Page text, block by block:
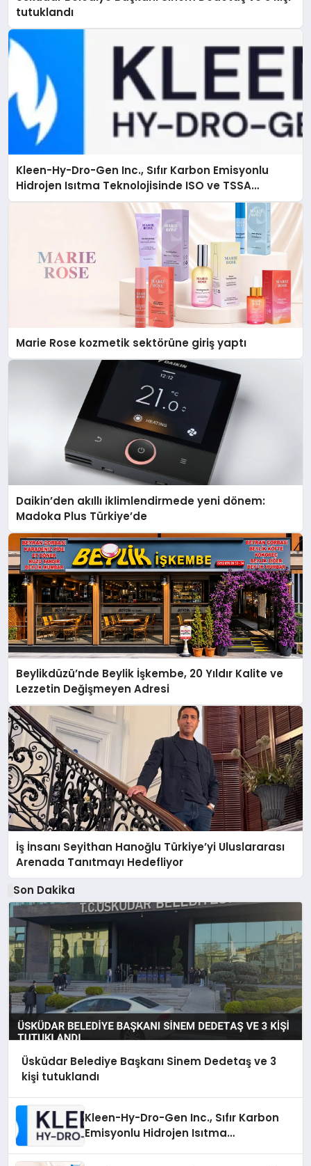
tutuklandı
Kleen-Hy-Dro-Gen Inc., Sıfır Karbon Emisyonlu
Hidrojen Isıtma Teknolojisinde ISO ve TSSA
Düzenleyici Onaylarını Aldı
Marie Rose kozmetik sektörüne giriş yaptı
Daikin’den akıllı iklimlendirmede yeni dönem:
Madoka Plus Türkiye’de
Beylikdüzü’nde Beylik İşkembe, 20 Yıldır Kalite ve
Lezzetin Değişmeyen Adresi
İş İnsanı Seyithan Hanoğlu Türkiye’yi Uluslararası
Arenada Tanıtmayı Hedefliyor
Son Dakika
Üsküdar Belediye Başkanı Sinem Dedetaş ve 3
kişi tutuklandı
Kleen-Hy-Dro-Gen Inc., Sıfır Karbon
Emisyonlu Hidrojen Isıtma